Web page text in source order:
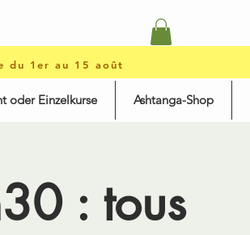
du 1er au 15 août
oder Einzelkurse Ashtanga-Shop
: tous